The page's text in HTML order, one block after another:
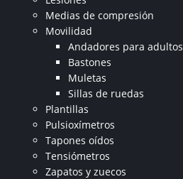
Medias de compresión
Movilidad
Andadores para adultos
Bastones
Muletas
Sillas de ruedas
Plantillas
Pulsioxímetros
Tapones oídos
Tensiómetros
Zapatos y zuecos